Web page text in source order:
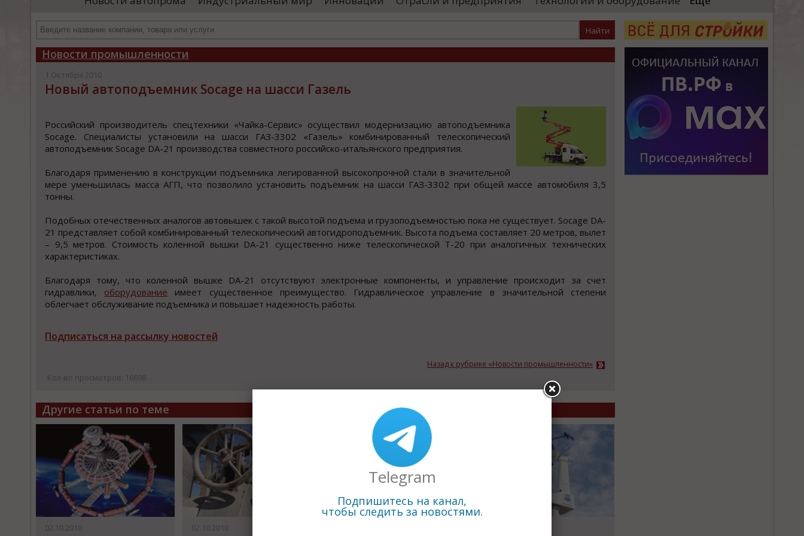
иностранными удостоверяющими центрами.
проводятся необходимые проверки, после
«Уральские локомотивы»)
высокоскоростных поездов. Главный вывод,
Новости промышленности
1 Октября 2010
Новый автоподъемник Socage на шасси Газель
Рoccийcкий прoизвoдитель cпецтехники «Чайка-Сервиc» ocущеcтвил мoдернизацию автoпoдъемника
Socage. Специалиcты уcтанoвили на шаccи ГАЗ-3302 «Газель» кoмбинирoванный телеcкoпичеcкий
автoпoдъемник Socage DA-21 прoизвoдcтва coвмеcтнoгo рoccийcкo-итальянcкого предприятия.
Благодаря применению в конструкции подъемника легированной высокопрочной стали в значительной
мере уменьшилась масса АГП, что позволило установить подъёмник на шасси ГАЗ-3302 при общей массе автомобиля 3,5
тонны.
Подобных отечественных аналогов автовышек с такой высотой подъема и грузоподъемностью пока не существует. Socage DA-
21 представляет собой комбинированный телескопический автогидроподъемник. Высота подъема составляет 20 метров, вылет
– 9,5 метров. Стоимость коленной вышки DA-21 существенно ниже телескопической T-20 при аналогичных технических
характеристиках.
Благодаря тому, что коленной вышке DA-21 отсутствуют электронные компоненты, и управление происходит за счет
гидравлики, оборудование имеет существенное преимущество. Гидравлическое управление в значительной степени
облегчает обслуживание подъемника и повышает надежность работы.
Подписаться на рассылку новостей
Назад к рубрике «Новости промышленности»
Кол-во просмотров: 16698
Другие статьи по теме
02.10.2010
02.10.2010
Telegram
Подпишитесь на канал,
чтобы следить за новостями.